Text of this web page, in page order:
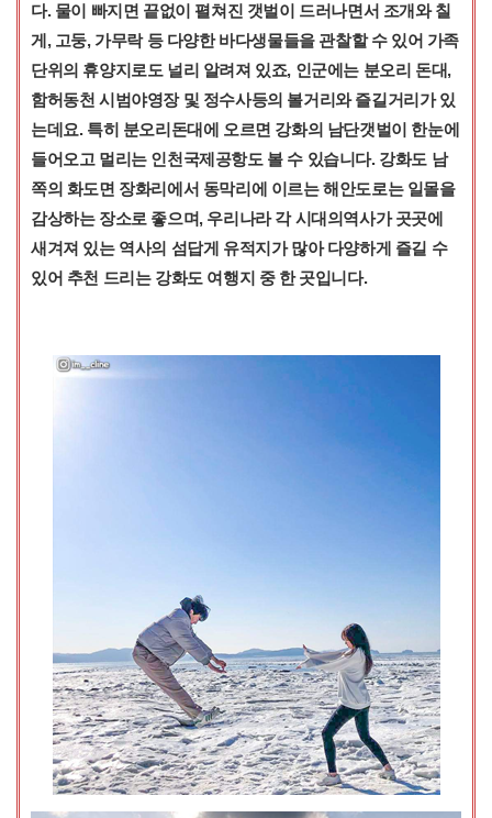
다. 물이 빠지면 끝없이 펼쳐진 갯벌이 드러나면서 조개와 칠
게, 고둥, 가무락 등 다양한 바다생물들을 관찰할 수 있어 가족
단위의 휴양지로도 널리 알려져 있죠, 인군에는 분오리 돈대,
함허동천 시범야영장 및 정수사등의 볼거리와 즐길거리가 있
는데요. 특히 분오리돈대에 오르면 강화의 남단갯벌이 한눈에
들어오고 멀리는 인천국제공항도 볼 수 있습니다. 강화도 남
쪽의 화도면 장화리에서 동막리에 이르는 해안도로는 일몰을
감상하는 장소로 좋으며, 우리나라 각 시대의역사가 곳곳에
새겨져 있는 역사의 섬답게 유적지가 많아 다양하게 즐길 수
있어 추천 드리는 강화도 여행지 중 한 곳입니다.